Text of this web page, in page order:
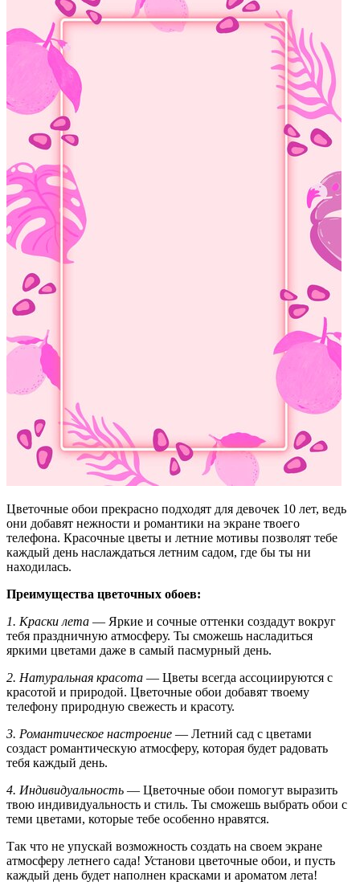
Цветочные обои прекрасно подходят для девочек 10 лет, ведь
они добавят нежности и романтики на экране твоего
телефона. Красочные цветы и летние мотивы позволят тебе
каждый день наслаждаться летним садом, где бы ты ни
находилась.
Преимущества цветочных обоев:
1. Краски лета — Яркие и сочные оттенки создадут вокруг
тебя праздничную атмосферу. Ты сможешь насладиться
яркими цветами даже в самый пасмурный день.
2. Натуральная красота — Цветы всегда ассоциируются с
красотой и природой. Цветочные обои добавят твоему
телефону природную свежесть и красоту.
3. Романтическое настроение — Летний сад с цветами
создаст романтическую атмосферу, которая будет радовать
тебя каждый день.
4. Индивидуальность — Цветочные обои помогут выразить
твою индивидуальность и стиль. Ты сможешь выбрать обои с
теми цветами, которые тебе особенно нравятся.
Так что не упускай возможность создать на своем экране
атмосферу летнего сада! Установи цветочные обои, и пусть
каждый день будет наполнен красками и ароматом лета!